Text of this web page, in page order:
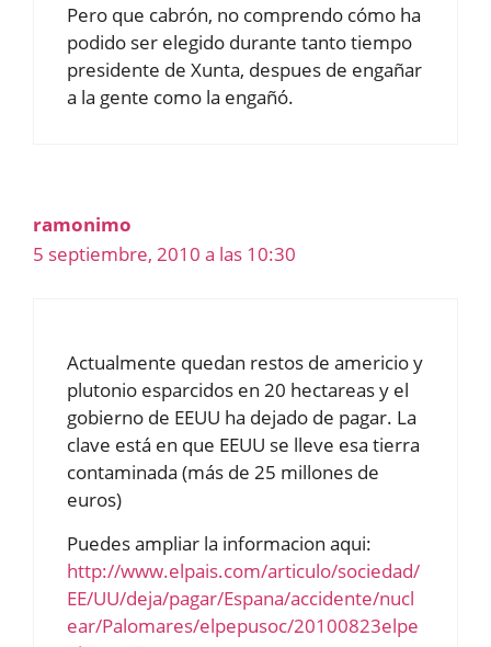
Pero que cabrón, no comprendo cómo ha
podido ser elegido durante tanto tiempo
presidente de Xunta, despues de engañar
a la gente como la engañó.
ramonimo
5 septiembre, 2010 a las 10:30
Actualmente quedan restos de americio y
plutonio esparcidos en 20 hectareas y el
gobierno de EEUU ha dejado de pagar. La
clave está en que EEUU se lleve esa tierra
contaminada (más de 25 millones de
euros)
Puedes ampliar la informacion aqui:
http://www.elpais.com/articulo/sociedad/
EE/UU/deja/pagar/Espana/accidente/nucl
ear/Palomares/elpepusoc/20100823elpe